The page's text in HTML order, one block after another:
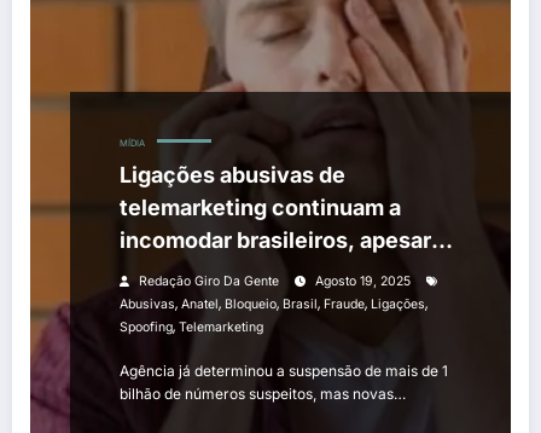
MÍDIA
Ligações abusivas de
telemarketing continuam a
incomodar brasileiros, apesar
de bloqueios da Anatel
Redação Giro Da Gente
Agosto 19, 2025
Abusivas, Anatel, Bloqueio, Brasil, Fraude, Ligações,
Spoofing, Telemarketing
Agência já determinou a suspensão de mais de 1
bilhão de números suspeitos, mas novas…